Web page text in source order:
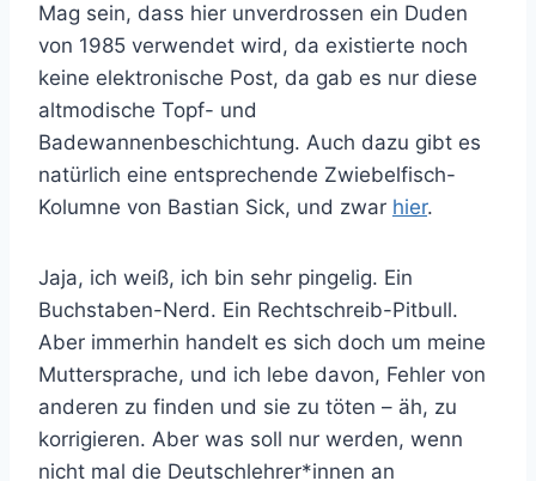
Mag sein, dass hier unverdrossen ein Duden
von 1985 verwendet wird, da existierte noch
keine elektronische Post, da gab es nur diese
altmodische Topf- und
Badewannenbeschichtung. Auch dazu gibt es
natürlich eine entsprechende Zwiebelfisch-
Kolumne von Bastian Sick, und zwar hier.
Jaja, ich weiß, ich bin sehr pingelig. Ein
Buchstaben-Nerd. Ein Rechtschreib-Pitbull.
Aber immerhin handelt es sich doch um meine
Muttersprache, und ich lebe davon, Fehler von
anderen zu finden und sie zu töten – äh, zu
korrigieren. Aber was soll nur werden, wenn
nicht mal die Deutschlehrer*innen an